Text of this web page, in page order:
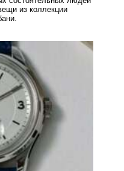
из коллекции